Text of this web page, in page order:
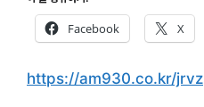
Facebook X
https://am930.co.kr/jrvz